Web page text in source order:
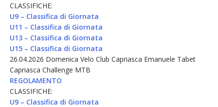
CLASSIFICHE:
U9 – Classifica di Giornata
U11 – Classifica di Giornata
U13 – Classifica di Giornata
U15 – Classifica di Giornata
26.04.2026 Domenica Velo Club Capriasca Emanuele Tabet
Capriasca Challenge MTB
REGOLAMENTO
CLASSIFICHE:
U9 – Classifica di Giornata